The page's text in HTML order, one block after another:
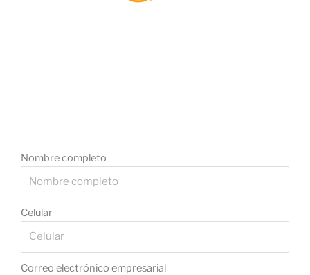
Nombre completo
Celular
Correo electrónico empresarial